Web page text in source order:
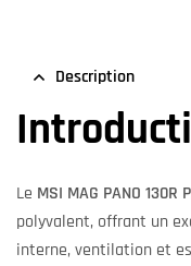
Description
Le MSI MAG PANO 130R
polyvalent, offrant un
interne, ventilation et